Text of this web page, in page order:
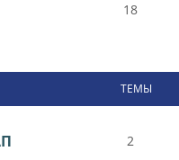
18
ТЕМЫ
2